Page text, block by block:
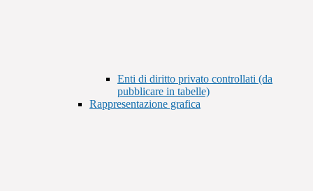
Enti di diritto privato controllati (da
pubblicare in tabelle)
Rappresentazione grafica